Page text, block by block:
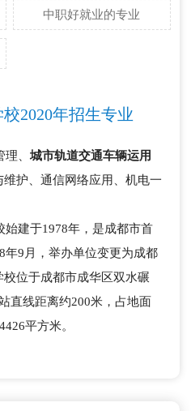
中职好就业的专业
2020年招生专业
、 城市轨道交通车辆运用
护、通信网络应用、机电一
始建于1978年，是成都市首
年9月，举办单位变更为成都
位于成都市成华区双水碾
直线距离约200米，占地面
平方米。